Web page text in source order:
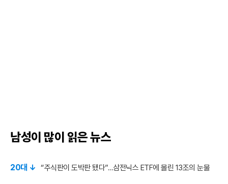
남성이 많이 읽은 뉴스
20대 ↓ “주식판이 도박판 됐다”…삼전닉스 ETF에 몰린 13조의 눈물